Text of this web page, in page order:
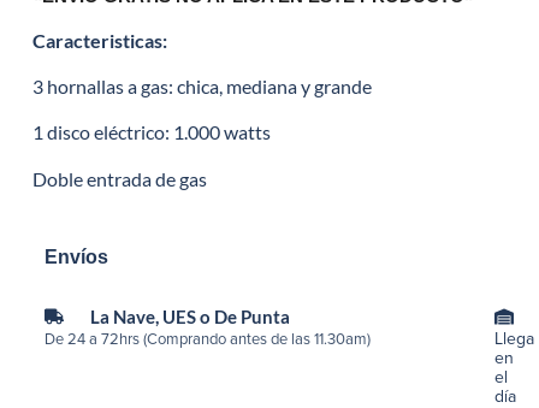
Caracteristicas:
3 hornallas a gas: chica, mediana y grande
1 disco eléctrico: 1.000 watts
Doble entrada de gas
Envíos
La Nave, UES o De Punta
De 24 a 72hrs (Comprando antes de las 11.30am)
Llega
en
el
día